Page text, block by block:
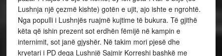
Lushnja një çezmë kishte) gotën e ujit, ajo ishte e ngrohtë.
Nga populli i Lushnjës ruajmë kujtime të bukura. Të gjithë
këta që ishin prezent sot erdhën fëmijë në kampin e
internimit, sot janë gjyshër. Në takim mori pjesë dhe
kryetari i PD dega Lushnjë Sajmir Korreshi bashkë me